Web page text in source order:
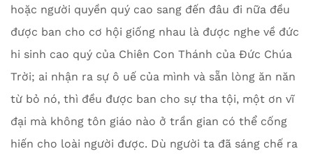
hoặc người quyền quý cao sang đến đâu đi nữa đều
được ban cho cơ hội giống nhau là được nghe về đức
hi sinh cao quý của Chiên Con Thánh của Đức Chúa
Trời; ai nhận ra sự ô uế của mình và sẵn lòng ăn năn
từ bỏ nó, thì đều được ban cho sự tha tội, một ơn vĩ
đại mà không tôn giáo nào ở trần gian có thể cống
hiến cho loài người được. Dù người ta đã sáng chế ra